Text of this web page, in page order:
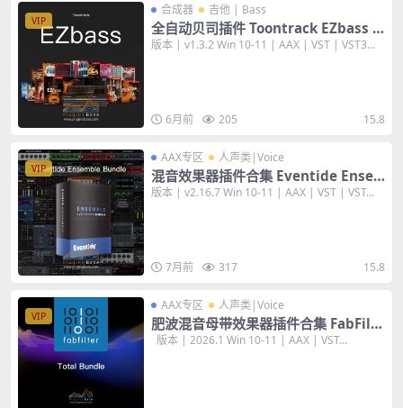
VIP
合成器 吉他 | Bass
全自动贝司插件 Toontrack EZbass v
1.3.2 [WiN+MAC] 编曲音色音源 含全
版本 | v1.3.2 Win 10-11 | AAX | VST | VST3...
6月前 205 15.8
VIP
AAX专区 人声类|Voice
混音效果器插件合集 Eventide Ense
mble Bundle v2.23.5 [WiN+MAC]
版本 | v2.16.7 Win 10-11 | AAX | VST | VST...
7月前 317 15.8
VIP
AAX专区 人声类|Voice
肥波混音母带效果器插件合集 FabFilte
r Total Bundle 2026 v20.6.1 [WiN+
版本 | 2026.1 Win 10-11 | AAX | VST...